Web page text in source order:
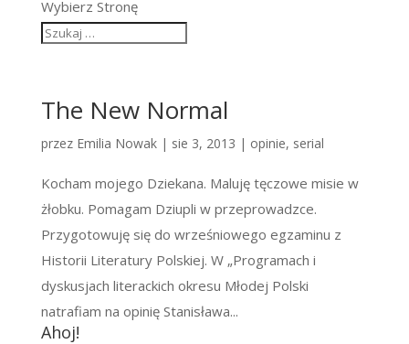
Wybierz Stronę
The New Normal
przez Emilia Nowak| sie 3, 2013 | opinie, serial
Kocham mojego Dziekana. Maluję tęczowe misie w
żłobku. Pomagam Dziupli w przeprowadzce.
Przygotowuję się do wrześniowego egzaminu z
Historii Literatury Polskiej. W „Programach i
dyskusjach literackich okresu Młodej Polski
natrafiam na opinię Stanisława...
Ahoj!